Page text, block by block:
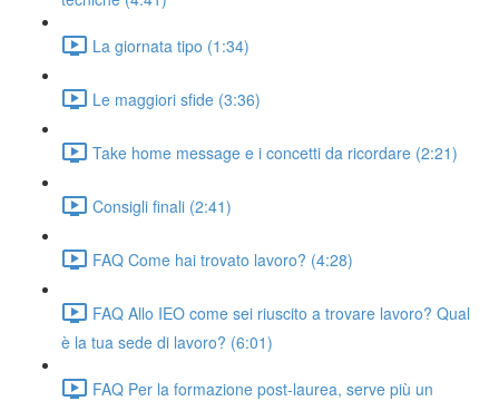
La giornata tipo (1:34)
Le maggiori sfide (3:36)
Take home message e i concetti da ricordare (2:21)
Consigli finali (2:41)
FAQ Come hai trovato lavoro? (4:28)
FAQ Allo IEO come sei riuscito a trovare lavoro? Qual
è la tua sede di lavoro? (6:01)
FAQ Per la formazione post-laurea, serve più un